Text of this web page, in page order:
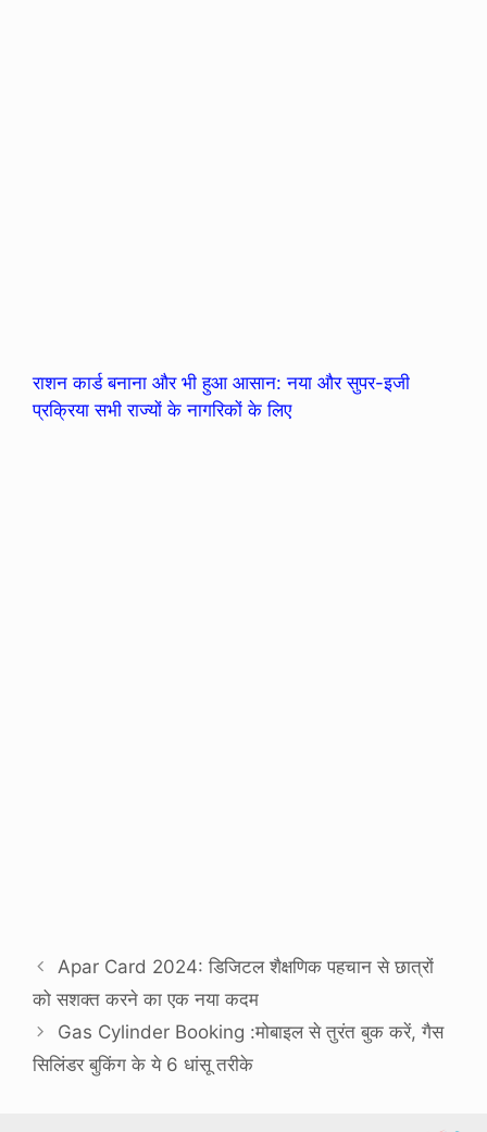
राशन कार्ड बनाना और भी हुआ आसान: नया और सुपर-इजी
प्रक्रिया सभी राज्यों के नागरिकों के लिए
Apar Card 2024: डिजिटल शैक्षणिक पहचान से छात्रों
को सशक्त करने का एक नया कदम
Gas Cylinder Booking :मोबाइल से तुरंत बुक करें, गैस
सिलिंडर बुकिंग के ये 6 धांसू तरीके